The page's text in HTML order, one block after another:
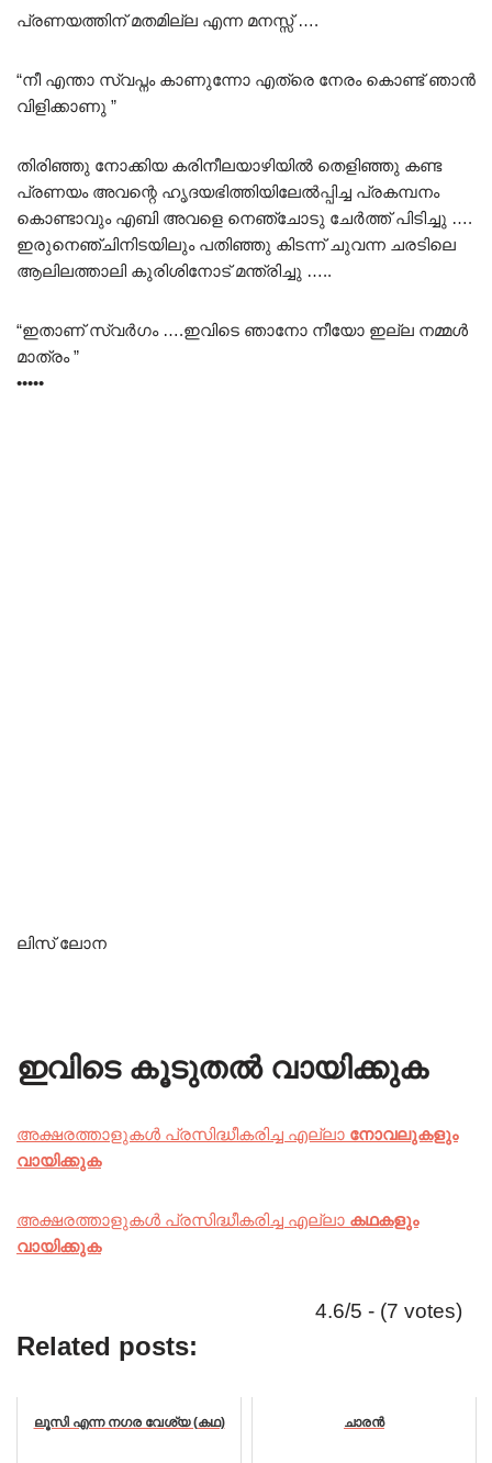
പ്രണയത്തിന് മതമില്ല എന്ന മനസ്സ് ….
“നീ എന്താ സ്വപ്നം കാണുന്നോ എത്രെ നേരം കൊണ്ട് ഞാൻ
വിളിക്കാണു ”
തിരിഞ്ഞു നോക്കിയ കരിനീലയാഴിയിൽ തെളിഞ്ഞു കണ്ട
പ്രണയം അവന്റെ ഹൃദയഭിത്തിയിലേൽപ്പിച്ച പ്രകമ്പനം
കൊണ്ടാവും എബി അവളെ നെഞ്ചോടു ചേർത്ത് പിടിച്ചു ….
ഇരുനെഞ്ചിനിടയിലും പതിഞ്ഞു കിടന്ന് ചുവന്ന ചരടിലെ
ആലിലത്താലി കുരിശിനോട് മന്ത്രിച്ചു …..
“ഇതാണ് സ്വർഗം ….ഇവിടെ ഞാനോ നീയോ ഇല്ല നമ്മൾ
മാത്രം ”
•••••
ലിസ് ലോന
ഇവിടെ കൂടുതൽ വായിക്കുക
അക്ഷരത്താളുകൾ പ്രസിദ്ധീകരിച്ച എല്ലാ നോവലുകളും
വായിക്കുക
അക്ഷരത്താളുകൾ പ്രസിദ്ധീകരിച്ച എല്ലാ കഥകളും
വായിക്കുക
4.6/5 - (7 votes)
Related posts:
ലൂസി എന്ന നഗര വേശ്യ (കഥ) ചാരൻ